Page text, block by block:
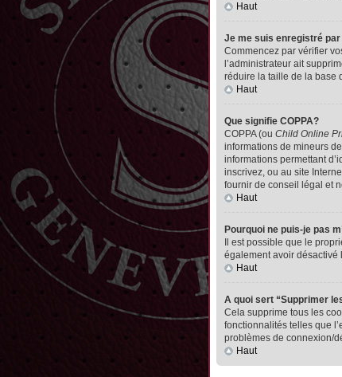
Haut
Je me suis enregistré
Commencez par vérifier
l’administrateur ait
réduire la taille de la base
Haut
Que signifie COPPA?
COPPA (ou Child Online
informations de mineurs
informations permettant
inscrivez, ou au site
fournir de conseil légal et
Haut
Pourquoi ne puis-je pas
Il est possible que le
également avoir désactivé
Haut
A quoi sert “Supprimer
Cela supprime tous les
fonctionnalités telles que
problèmes de connexion/
Haut